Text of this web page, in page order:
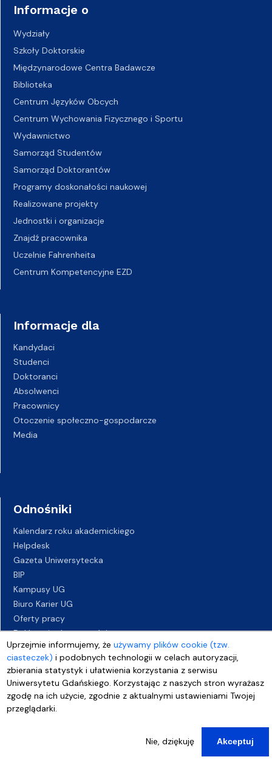
Uprzejmie informujemy, żeużywamy plików cookie (tzw.
ciasteczek) i podobnych technologii w celach autoryzacji,
zbierania statystyk i ułatwienia korzystania z serwisu
Uniwersytetu Gdańskiego. Korzystając z naszych stron wyrażasz
zgodę na ich użycie, zgodnie z aktualnymi ustawieniami Twojej
przeglądarki.
Nie, dziękuję Akceptuj
Informacje o
Wydziały
Szkoły Doktorskie
Międzynarodowe Centra Badawcze
Biblioteka
Centrum Języków Obcych
Centrum Wychowania Fizycznego i Sportu
Wydawnictwo
Samorząd Studentów
Samorząd Doktorantów
Programy doskonałości naukowej
Realizowane projekty
Jednostki i organizacje
Znajdź pracownika
Uczelnie Fahrenheita
Centrum Kompetencyjne EZD
Informacje dla
Kandydaci
Studenci
Doktoranci
Absolwenci
Pracownicy
Otoczenie społeczno-gospodarcze
Media
Odnośniki
Kalendarz roku akademickiego
Helpdesk
Gazeta Uniwersytecka
BIP
Kampusy UG
Biuro Karier UG
Oferty pracy
Deklaracja dostępności